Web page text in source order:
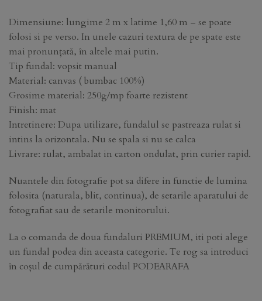
Dimensiune: lungime 2 m x latime 1,60 m – se poate
folosi si pe verso. In unele cazuri textura de pe spate este
mai pronunțată, în altele mai putin.
Tip fundal: vopsit manual
Material: canvas ( bumbac 100%)
Grosime material: 250g/mp foarte rezistent
Finish: mat
Intretinere: Dupa utilizare, fundalul se pastreaza rulat si
intins la orizontala. Nu se spala si nu se calca
Livrare: rulat, ambalat in carton ondulat, prin curier rapid.
Nuantele din fotografie pot sa difere in functie de lumina
folosita (naturala, blit, continua), de setarile aparatului de
fotografiat sau de setarile monitorului.
La o comanda de doua fundaluri PREMIUM, iti poti alege
un fundal podea din aceasta categorie. Te rog sa introduci
în coșul de cumpărături codul PODEARAFA